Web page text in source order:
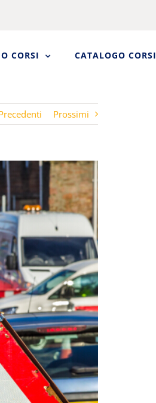
CORSI CATALOGO CORSI
Prossimi